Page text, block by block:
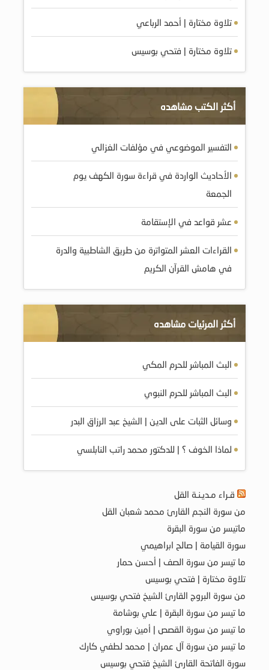
تلاوة مختارة | أحمد الرباعي
تلاوة مختارة | فتحي بوسيس
أكثر الكتب مشاهده
التفسير الموضوعي في مؤلفات الغزالي
الأحاديث الواردة في قراءة سورة الكهف يوم
الجمعة
عشر قواعد في الإستقامة
القراءات العشر المتواترة من طريق الشاطبية والدرة
في هامش القرآن الكريم
أكثر المرئيات مشاهده
البث المباشر للحرم المكي
البث المباشر للحرم النبوي
وسائل الثبات على الدين | الشيخ عبد الرزاق البدر
لماذا الخوف ؟ | للدكتور محمد راتب النابلسي
قـراء مـديـنـة القل
من سورة النجم القارئ محمد شعبان القل
ماتيسر من سورة البقرة
سورة القيامة | صالح ابراهيمي
ما تيسر من سورة الصف | أحسن حمار
تلاوة مختارة | فتحي بوسيس
من سورة البروج القارئ الشيخ فتحي بوسيس
ما تيسر من سورة البقرة | علي بوشامة
ما تيسر من سورة القصص | أمين بوراوي
ما تيسر من سورة آل عمران | محمد لطفي كارك
سورة الفاتحة القارئ الشيخ فتحي بوسيس